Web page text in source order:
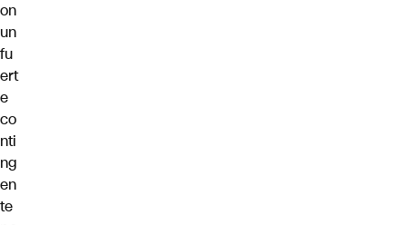
on
un
fu
ert
e
co
nti
ng
en
te